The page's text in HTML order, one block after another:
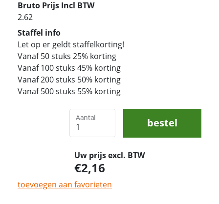
Bruto Prijs Incl BTW
2.62
Staffel info
Let op er geldt staffelkorting!
Vanaf 50 stuks 25% korting
Vanaf 100 stuks 45% korting
Vanaf 200 stuks 50% korting
Vanaf 500 stuks 55% korting
Aantal bestel
Uw prijs excl. BTW
2,16
toevoegen aan favorieten